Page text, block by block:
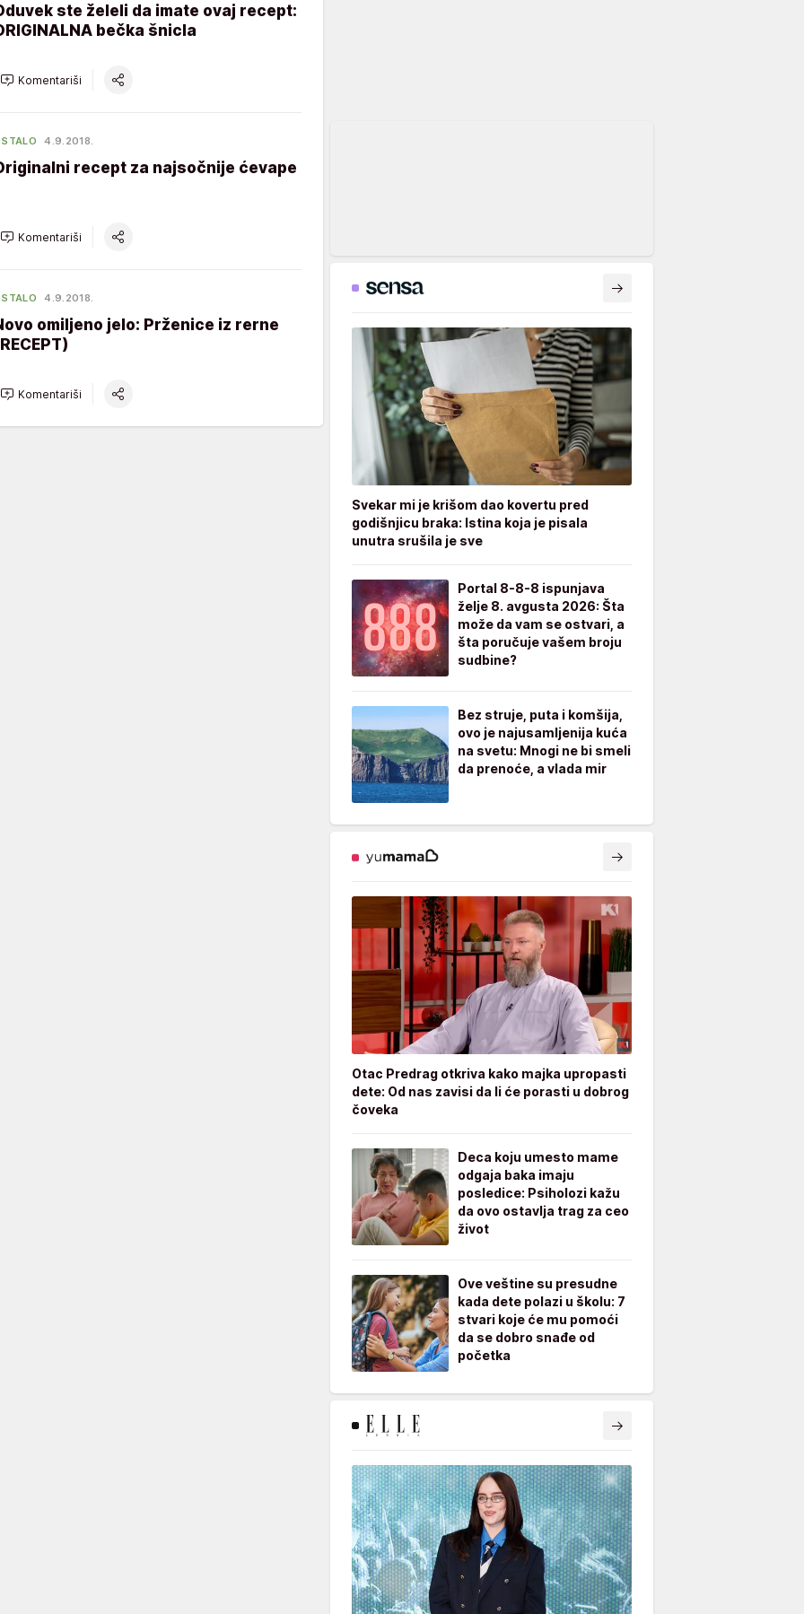
ste želeli da imate ovaj recept:
bečka šnicla
Komentariši
4.9.2018.
recept za najsočnije ćevape
Komentariši
4.9.2018.
omiljeno jelo: Prženice iz rerne
Komentariši
Svekar mi je krišom dao kovertu pred
godišnjicu braka: Istina koja je pisala
unutra srušila je sve
Portal 8-8-8 ispunjava
želje 8. avgusta 2026: Šta
može da vam se ostvari, a
šta poručuje vašem broju
sudbine?
Bez struje, puta i komšija,
ovo je najusamljenija kuća
na svetu: Mnogi ne bi smeli
da prenoće, a vlada mir
Otac Predrag otkriva kako majka upropasti
dete: Od nas zavisi da li će porasti u dobrog
čoveka
Deca koju umesto mame
odgaja baka imaju
posledice: Psiholozi kažu
da ovo ostavlja trag za ceo
život
Ove veštine su presudne
kada dete polazi u školu: 7
stvari koje će mu pomoći
da se dobro snađe od
početka